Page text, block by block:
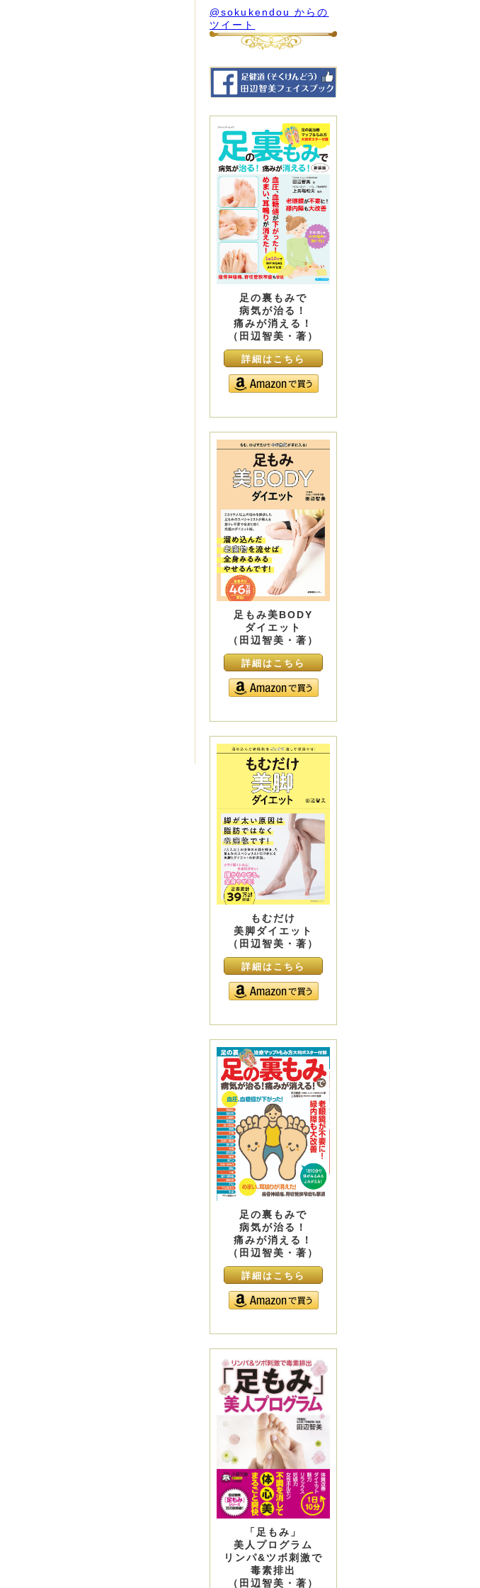
@sokukendou からの
ツイート
足の裏もみで
病気が治る！
痛みが消える！
（田辺智美・著）
詳細はこちら
足もみ美BODY
ダイエット
（田辺智美・著）
詳細はこちら
もむだけ
美脚ダイエット
（田辺智美・著）
詳細はこちら
足の裏もみで
病気が治る！
痛みが消える！
（田辺智美・著）
詳細はこちら
「足もみ」
美人プログラム
リンパ&ツボ刺激で
毒素排出
（田辺智美・著）